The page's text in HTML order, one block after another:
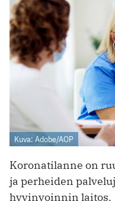
Kuva: Adobe/AOP
Koronatilanne on
ja perheiden
hyvinvoinnin laitos.